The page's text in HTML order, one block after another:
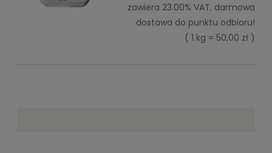
zawiera 23.00% VAT, darmowa
dostawa do punktu odbioru!
( 1 kg = 50,00 zł )